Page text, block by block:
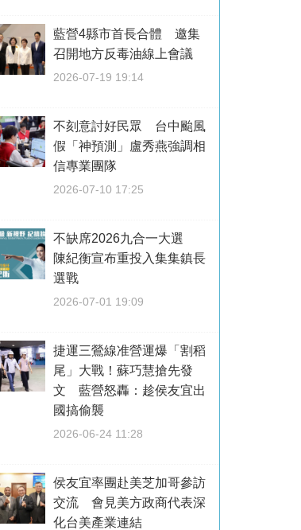
藍營4縣市首長合體 邀集
召開地方反毒油線上會議
2026-07-19 19:14
不刻意討好民眾 台中颱風
假「神預測」盧秀燕強調相
信專業團隊
2026-07-10 17:25
不缺席2026九合一大選
陳紀衡宣布重投入集集鎮長
選戰
2026-07-01 19:09
捷運三鶯線准營運爆「割稻
尾」大戰！蘇巧慧搶先發
文 藍營怒轟：趁侯友宜出
國搞偷襲
2026-06-24 11:28
侯友宜率團赴美芝加哥參訪
交流 會見美方政商代表深
化台美產業連結